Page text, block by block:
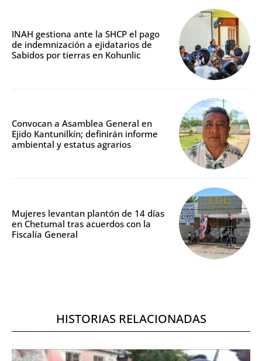
INAH gestiona ante la SHCP el pago
de indemnización a ejidatarios de
Sabidos por tierras en Kohunlic
Convocan a Asamblea General en
Ejido Kantunilkín; definirán informe
ambiental y estatus agrarios
Mujeres levantan plantón de 14 días
en Chetumal tras acuerdos con la
Fiscalía General
HISTORIAS RELACIONADAS